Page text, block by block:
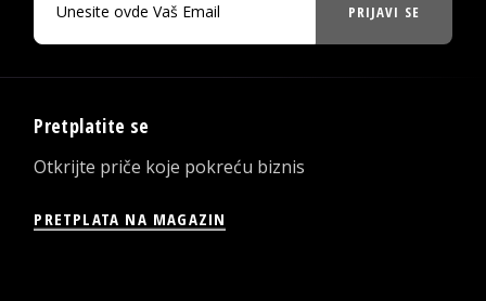
PRIJAVI SE
Pretplatite se
Otkrijte priče koje pokreću biznis
PRETPLATA NA MAGAZIN